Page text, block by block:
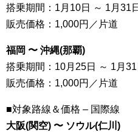
搭乗期間：1月10日 ～ 1月31
販売価格：1,000円／片道
福岡 〜 沖縄(那覇)
搭乗期間：10月25日 ～ 1月
販売価格：1,000円／片道
■対象路線＆価格 – 国際線
大阪(関空) 〜 ソウル(仁川)